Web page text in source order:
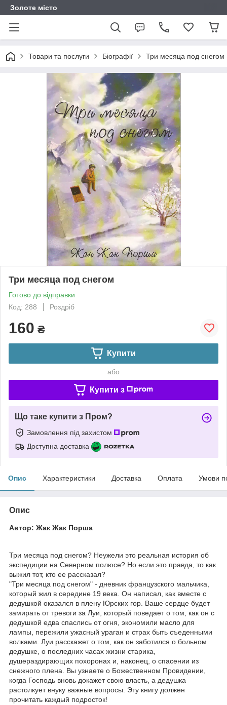
Золоте місто
Товари та послуги Біографії Три месяца под снегом
Три месяца под снегом
Готово до відправки
Код: 288
Роздріб
160 ₴
Купити
або
Купити з
Що таке купити з Пром?
Замовлення під захистом
Доступна доставка
Опис Характеристики Доставка Оплата Умови
Опис
Автор: Жак Жак Порша
Три месяца под снегом? Неужели это реальная история об
экспедиции на Северном полюсе? Но если это правда, то как
выжил тот, кто ее рассказал?
"Три месяца под снегом" - дневник французского мальчика,
который жил в середине 19 века. Он написал, как вместе с
дедушкой оказался в плену Юрских гор. Ваше сердце будет
замирать от тревоги за Луи, который поведает о том, как он с
дедушкой едва спаслись от огня, экономили масло для
лампы, пережили ужасный ураган и страх быть съеденными
волками. Луи расскажет о том, как он заботился о больном
дедушке, о последних часах жизни старика,
душераздирающих похоронах и, наконец, о спасении из
снежного плена. Вы узнаете о Божественном Провидении,
когда Господь вновь докажет свою власть, а дедушка
растолкует внуку важные вопросы. Эту книгу должен
прочитать каждый подросток!